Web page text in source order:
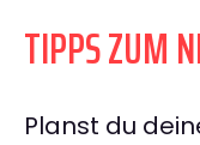
TIPPS ZUM
Planst du